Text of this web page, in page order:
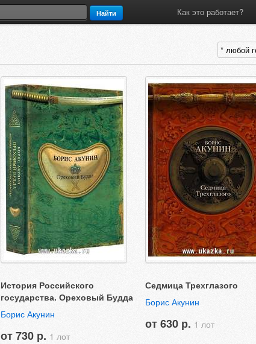
Найти Как это работает?
История Российского
государства. Ореховый Будда
Борис Акунин
от 730 р. 1 лот
Седмица Трехглазого
Борис Акунин
от 630 р. 1 лот